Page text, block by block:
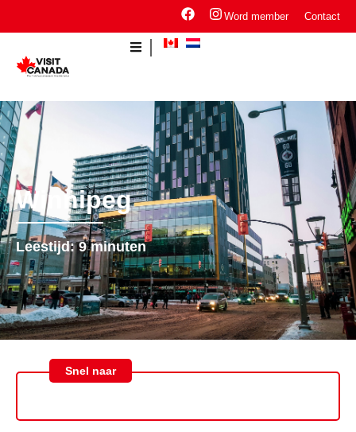
Word member Contact
Winnipeg
Leestijd:9 minuten
Snel naar